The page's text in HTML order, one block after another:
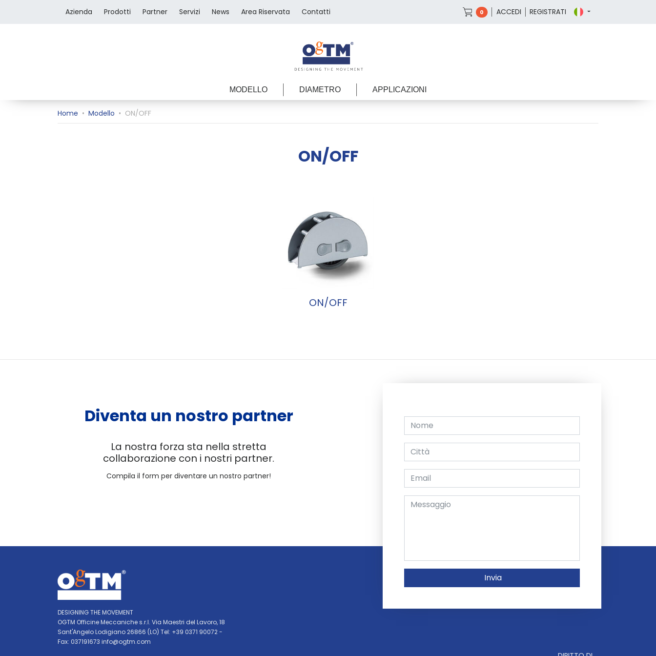
0 ACCEDI REGISTRATI
Azienda Prodotti Partner Servizi News Area Riservata Contatti
MODELLO DIAMETRO APPLICAZIONI
Home • Modello • ON/OFF
ON/OFF
ON/OFF
Diventa un nostro partner
La nostra forza sta nella stretta
collaborazione con i nostri partner.
Compila il form per diventare un nostro partner!
Invia
DESIGNING THE MOVEMENT
OGTM Officine Meccaniche s.r.l. Via Maestri del Lavoro, 18
Sant'Angelo Lodigiano 26866 (LO) Tel: +39 0371 90072 -
Fax: 037191673 info@ogtm.com